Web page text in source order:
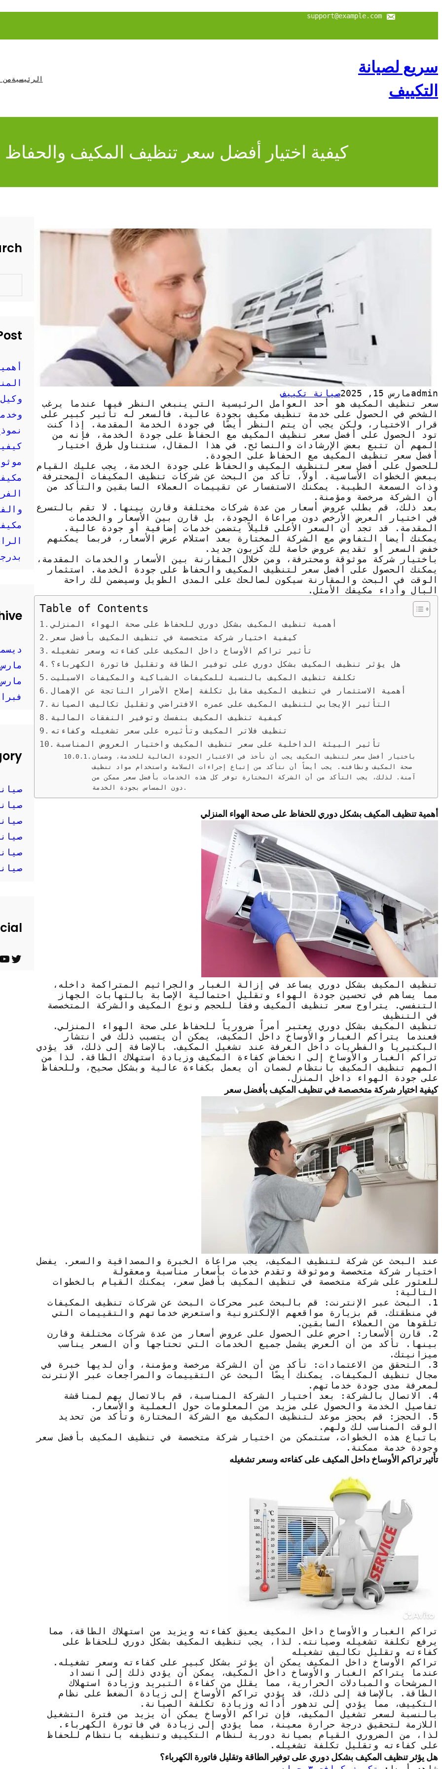
support@example.com
سريع لصيانة
التكييف
الرئيسيةمن
كيفية اختيار أفضل سعر تنظيف المكيف
adminمارس 15, 2025
صيانة تكييف
سعر تنظيف المكيف هو أحد العوامل الرئيسية التي ينبغي النظر فيها عندما يرغب
الشخص في الحصول على خدمة تنظيف مكيف بجودة عالية. فالسعر له تأثير كبير على
قرار الاختيار، ولكن يجب أن يتم النظر أيضًا في جودة الخدمة المقدمة. إذا كنت
تود الحصول على أفضل سعر تنظيف المكيف مع الحفاظ على جودة الخدمة، فإنه من
المهم أن تتبع بعض الإرشادات والنصائح. في هذا المقال، سنتناول طرق اختيار
أفضل سعر تنظيف المكيف مع الحفاظ على الجودة.
للحصول على أفضل سعر لتنظيف المكيف والحفاظ على جودة الخدمة، يجب عليك القيام
ببعض الخطوات الأساسية. أولاً، تأكد من البحث عن شركات تنظيف المكيفات المحترفة
وذات السمعة الطيبة. يمكنك الاستفسار عن تقييمات العملاء السابقين والتأكد من
أن الشركة مرخصة ومؤمنة.
بعد ذلك، قم بطلب عروض أسعار من عدة شركات مختلفة وقارن بينها. لا تقم بالتسرع
في اختيار العرض الأرخص دون مراعاة الجودة، بل قارن بين الأسعار والخدمات
المقدمة. قد تجد أن السعر الأعلى قليلاً يتضمن خدمات إضافية أو جودة عالية.
يمكنك أيضا التفاوض مع الشركة المختارة بعد استلام عرض الأسعار، فربما يمكنهم
خفض السعر أو تقديم عروض خاصة لك كزبون جديد.
باختيار شركة موثوقة ومحترفة، ومن خلال المقارنة بين الأسعار والخدمات المقدمة،
يمكنك الحصول على أفضل سعر لتنظيف المكيف والحفاظ على جودة الخدمة. استثمار
الوقت في البحث والمقارنة سيكون لصالحك على المدى الطويل وسيضمن لك راحة
البال وأداء مكيفك الأمثل.
Table of Contents
أهمية تنظيف المكيف بشكل دوري للحفاظ على صحة الهواء المنزلي
كيفية اختيار شركة متخصصة في تنظيف المكيف بأفضل سعر
تأثير تراكم الأوساخ داخل المكيف على كفاءته وسعر تشغيله
هل يؤثر تنظيف المكيف بشكل دوري على توفير الطاقة وتقليل فاتورة الكهرباء؟
تكلفة تنظيف المكيف بالنسبة للمكيفات الشباكية والمكيفات الاسبليت
أهمية الاستثمار في تنظيف المكيف مقابل تكلفة إصلاح الأضرار الناتجة عن الإهمال
التأثير الإيجابي لتنظيف المكيف على عمره الافتراضي وتقليل تكاليف الصيانة
كيفية تنظيف المكيف بنفسك وتوفير النفقات المالية
تنظيف فلاتر المكيف وتأثيره على سعر تشغيله وكفاءته
تأثير البيئة الداخلية على سعر تنظيف المكيف واختيار العروض المناسبة
باختيار أفضل سعر لتنظيف المكيف يجب أن نأخذ في الاعتبار الجودة العالية للخدمة، وضمان
صحة المكيف ونظافته. يجب أيضاً أن نتأكد من إتباع إجراءات السلامة واستخدام مواد تنظيف
آمنة. لذلك، يجب التأكد من أن الشركة المختارة توفر كل هذه الخدمات بأفضل سعر ممكن من
دون المساس بجودة الخدمة.
أهمية تنظيف المكيف بشكل دوري للحفاظ على صحة الهواء المنزلي
تنظيف المكيف بشكل دوري يساعد في إزالة الغبار والجراثيم المتراكمة داخله،
مما يساهم في تحسين جودة الهواء وتقليل احتمالية الإصابة بالتهابات الجهاز
التنفسي. يتراوح سعر تنظيف المكيف وفقاً للحجم ونوع المكيف والشركة المتخصصة
في التنظيف
تنظيف المكيف بشكل دوري يعتبر أمراً ضرورياً للحفاظ على صحة الهواء المنزلي.
فعندما يتراكم الغبار والأوساخ داخل المكيف، يمكن أن يتسبب ذلك في انتشار
البكتيريا والفطريات داخل الغرفة عند تشغيل المكيف. بالإضافة إلى ذلك، قد يؤدي
تراكم الغبار والأوساخ إلى انخفاض كفاءة المكيف وزيادة استهلاك الطاقة. لذا من
المهم تنظيف المكيف بانتظام لضمان أن يعمل بكفاءة عالية وبشكل صحيح، وللحفاظ
على جودة الهواء داخل المنزل.
كيفية اختيار شركة متخصصة في تنظيف المكيف بأفضل سعر
عند البحث عن شركة لتنظيف المكيف، يجب مراعاة الخبرة والمصداقية والسعر. يفضل
اختيار شركة متخصصة وموثوقة وتقدم خدمات بأسعار مناسبة ومعقولة
للعثور على شركة متخصصة في تنظيف المكيف بأفضل سعر، يمكنك القيام بالخطوات
التالية:
1. البحث عبر الإنترنت: قم بالبحث عبر محركات البحث عن شركات تنظيف المكيفات
في منطقتك. قم بزيارة مواقعهم الإلكترونية واستعرض خدماتهم والتقييمات التي
تلقوها من العملاء السابقين.
2. قارن الأسعار: احرص على الحصول على عروض أسعار من عدة شركات مختلفة وقارن
بينها. تأكد من أن العرض يشمل جميع الخدمات التي تحتاجها وأن السعر يناسب
ميزانيتك.
3. التحقق من الاعتمادات: تأكد من أن الشركة مرخصة ومؤمنة، وأن لديها خبرة في
مجال تنظيف المكيفات. يمكنك أيضًا البحث عن التقييمات والمراجعات عبر الإنترنت
لمعرفة مدى جودة خدماتهم.
4. الاتصال بالشركة: بعد اختيار الشركة المناسبة، قم بالاتصال بهم لمناقشة
تفاصيل الخدمة والحصول على مزيد من المعلومات حول العملية والأسعار.
5. الحجز: قم بحجز موعد لتنظيف المكيف مع الشركة المختارة وتأكد من تحديد
الوقت المناسب لك ولهم.
باتباع هذه الخطوات، ستتمكن من اختيار شركة متخصصة في تنظيف المكيف بأفضل سعر
وجودة خدمة ممكنة.
تأثير تراكم الأوساخ داخل المكيف على كفاءته وسعر تشغيله
تراكم الغبار والأوساخ داخل المكيف يعيق كفاءته ويزيد من استهلاك الطاقة، مما
يرفع تكلفة تشغيله وصيانته. لذا، يجب تنظيف المكيف بشكل دوري للحفاظ على
كفاءته وتقليل تكاليف تشغيله
تراكم الأوساخ داخل المكيف يمكن أن يؤثر بشكل كبير على كفاءته وسعر تشغيله.
عندما يتراكم الغبار والأوساخ داخل المكيف، يمكن أن يؤدي ذلك إلى انسداد
المرشحات والمبادلات الحرارية، مما يقلل من كفاءة التبريد وزيادة استهلاك
الطاقة. بالإضافة إلى ذلك، قد يؤدي تراكم الأوساخ إلى زيادة الضغط على نظام
التكييف، مما يؤدي إلى تدهور أدائه وزيادة تكلفة الصيانة.
بالنسبة لسعر تشغيل المكيف، فإن تراكم الأوساخ يمكن أن يزيد من فترة التشغيل
اللازمة لتحقيق درجة حرارة معينة، مما يؤدي إلى زيادة في فاتورة الكهرباء.
لذا، من الضروري القيام بصيانة دورية لنظام التكييف وتنظيفه بانتظام للحفاظ
على كفاءته وتقليل تكلفة تشغيله.
هل يؤثر تنظيف المكيف بشكل دوري على توفير الطاقة وتقليل فاتورة الكهرباء؟
S
ديسمبر
مارس 2025
مارس 2024
فبراير
ت ي